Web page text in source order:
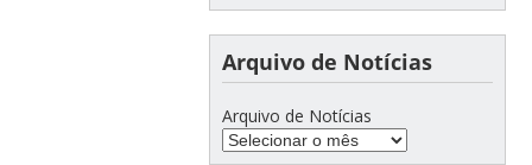
Arquivo de Notícias
Arquivo de Notícias